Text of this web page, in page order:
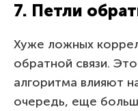
7. Петли
Хуже ложных
обратной связи.
алгоритма влияют
очередь, еще